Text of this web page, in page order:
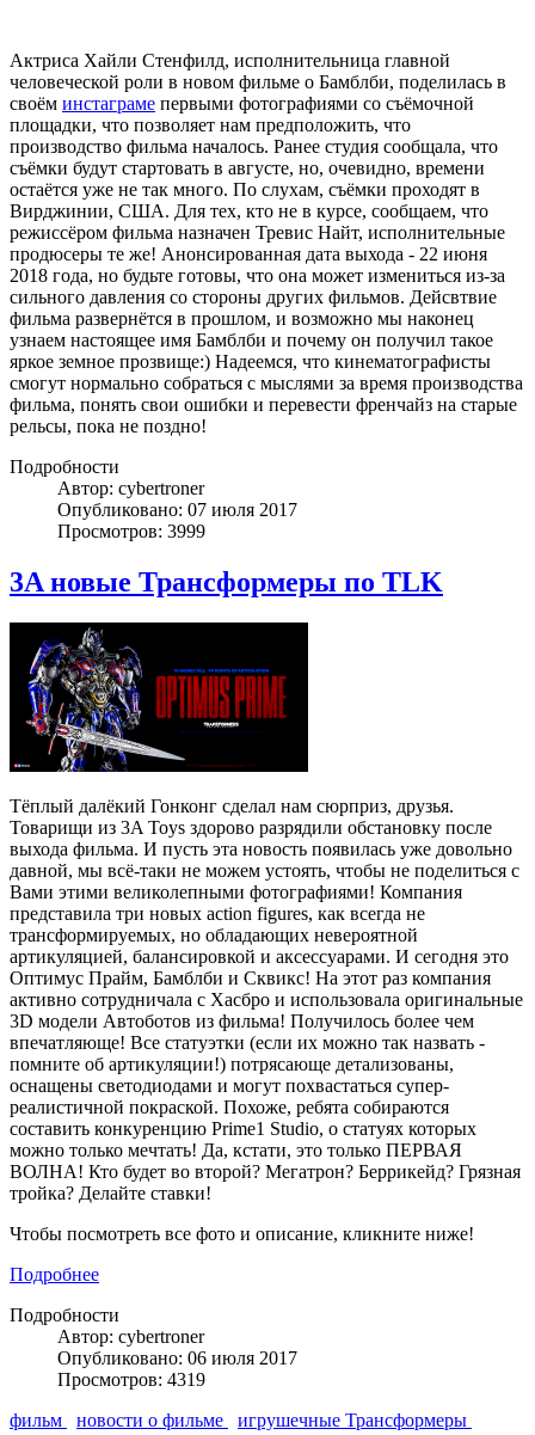
Актриса Хайли Стенфилд, исполнительница главной
человеческой роли в новом фильме о Бамблби, поделилась в
своём инстаграме первыми фотографиями со съёмочной
площадки, что позволяет нам предположить, что
производство фильма началось. Ранее студия сообщала, что
съёмки будут стартовать в августе, но, очевидно, времени
остаётся уже не так много. По слухам, съёмки проходят в
Вирджинии, США. Для тех, кто не в курсе, сообщаем, что
режиссёром фильма назначен Тревис Найт, исполнительные
продюсеры те же! Анонсированная дата выхода - 22 июня
2018 года, но будьте готовы, что она может измениться из-за
сильного давления со стороны других фильмов. Дейсвтвие
фильма развернётся в прошлом, и возможно мы наконец
узнаем настоящее имя Бамблби и почему он получил такое
яркое земное прозвище:) Надеемся, что кинематографисты
смогут нормально собраться с мыслями за время производства
фильма, понять свои ошибки и перевести френчайз на старые
рельсы, пока не поздно!
Подробности
Автор: cybertroner
Опубликовано: 07 июля 2017
Просмотров: 3999
3A новые Трансформеры по TLK
Тёплый далёкий Гонконг сделал нам сюрприз, друзья.
Товарищи из 3A Toys здорово разрядили обстановку после
выхода фильма. И пусть эта новость появилась уже довольно
давной, мы всё-таки не можем устоять, чтобы не поделиться с
Вами этими великолепными фотографиями! Компания
представила три новых action figures, как всегда не
трансформируемых, но обладающих невероятной
артикуляцией, балансировкой и аксессуарами. И сегодня это
Оптимус Прайм, Бамблби и Сквикс! На этот раз компания
активно сотрудничала с Хасбро и использовала оригинальные
3D модели Автоботов из фильма! Получилось более чем
впечатляюще! Все статуэтки (если их можно так назвать -
помните об артикуляции!) потрясающе детализованы,
оснащены светодиодами и могут похвастаться супер-
реалистичной покраской. Похоже, ребята собираются
составить конкуренцию Prime1 Studio, о статуях которых
можно только мечтать! Да, кстати, это только ПЕРВАЯ
ВОЛНА! Кто будет во второй? Мегатрон? Беррикейд? Грязная
тройка? Делайте ставки!
Чтобы посмотреть все фото и описание, кликните ниже!
Подробнее
Подробности
Автор: cybertroner
Опубликовано: 06 июля 2017
Просмотров: 4319
фильм
новости о фильме игрушечные Трансформеры